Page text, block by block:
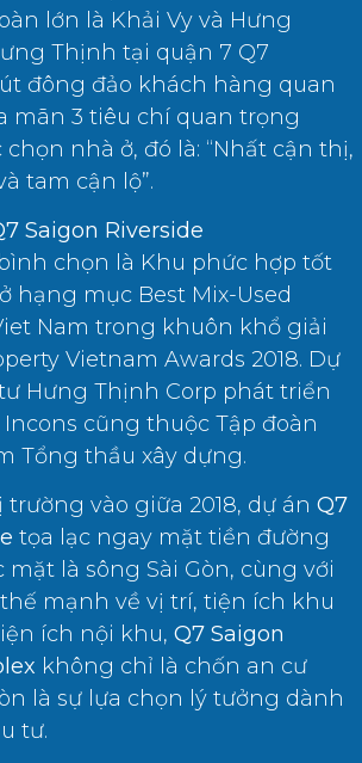
lớn là Khải Vy và Hưng
Thịnh tại quận 7 Q7
đông đảo khách hàng quan
mãn 3 tiêu chí quan trọng
nhà ở, đó là: “Nhất cận thị,
tam cận lộ”.
Saigon Riverside
chọn là Khu phức hợp tốt
hạng mục Best Mix-Used
Nam trong khuôn khổ giải
Vietnam Awards 2018. Dự
Hưng Thịnh Corp phát triển
cũng thuộc Tập đoàn
Tổng thầu xây dựng.
vào giữa 2018, dự án Q7
tọa lạc ngay mặt tiền đường
mặt là sông Sài Gòn, cùng với
mạnh về vị trí, tiện ích khu
ích nội khu, Q7 Saigon
không chỉ là chốn an cư
là sự lựa chọn lý tưởng dành
tư.